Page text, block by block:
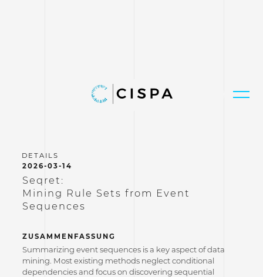
2026-03-14
Seqret:
Mining Rule Sets from Event
Sequences
ZUSAMMENFASSUNG
Summarizing event sequences is a key aspect of data
mining. Most existing methods neglect conditional
dependencies and focus on discovering sequential